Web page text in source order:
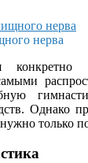
нерва
конкретно
Однако
только